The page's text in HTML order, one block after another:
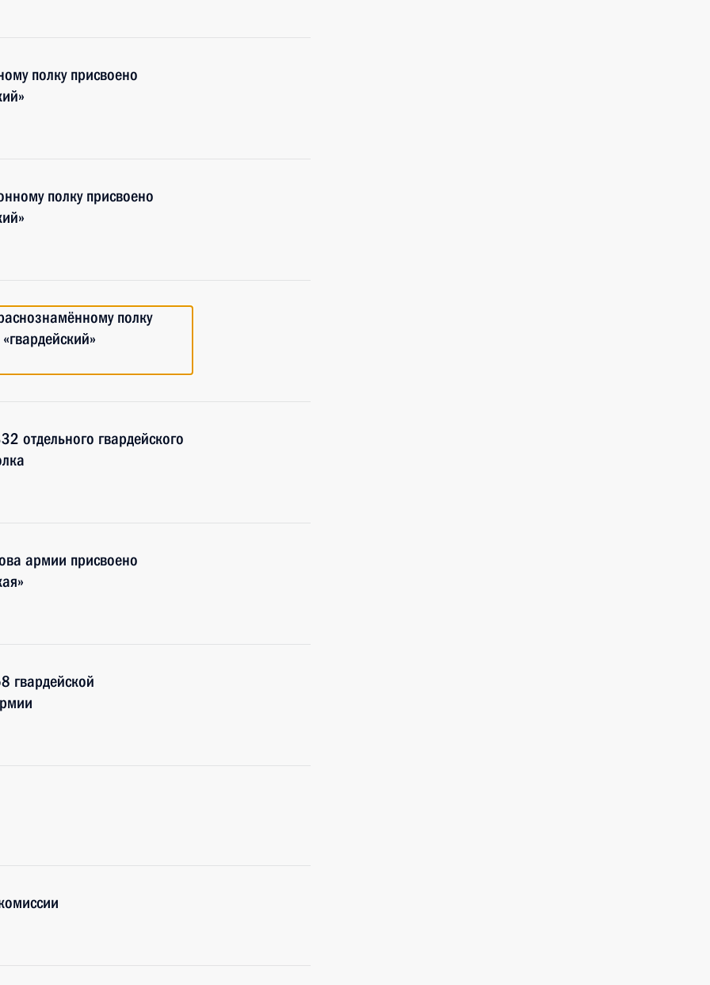
полку присвоено
полку присвоено
полку
отдельного гвардейского
армии присвоено
гвардейской